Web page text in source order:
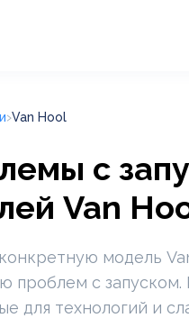
Van Hool
с
Van
модель
проблем с
для технологий и